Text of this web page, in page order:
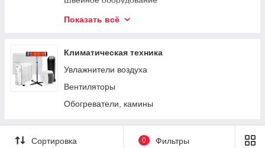
Блендеры, миксеры
Хлебопечки, фритюрницы
Лапшерезки, мясорубки
Яйцеварки
Кофемолки, кофеварки
Водонагреватели
Пылесосы
Показать всё
Климатическая техника
Увлажнители воздуха
Вентиляторы
Обогреватели, камины
Сортировка 0 Фильтры